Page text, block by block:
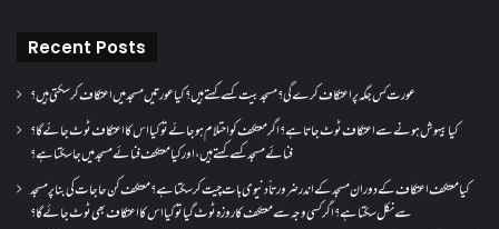
Recent Posts
عورت کس جگہ پر اعتکاف کرے گی؟مسجد بیت کسے کہتے ہیں؟کیا عورتیں مسجد میں اعتکاف کر سکتی ہیں؟
کیا بیہوش ہونے سے اعتکاف ٹوٹ جاتا ہے؟ اگر معتکف کو احتلام ہو جائے تو کیا اس کا اعتکاف ٹوٹ جائے گا؟
فنائے مسجد کسے کہتے ہیں ، اور کیا معتکف فنائے مسجد میں جا سکتا ہے؟
کیا معتکف اعتکاف کے دوران مسجد کے اندر ضرورتاً دنیوی بات چیت کر سکتا ہے؟معتکف کن حاجات کی بنا پر مسجد
سے نکل سکتا ہے؟ اگر کسی وجہ سے معتکف کا روزہ ٹوٹ گیا تو کیا اس کا اعتکاف بھی ٹوٹ جائے گا؟